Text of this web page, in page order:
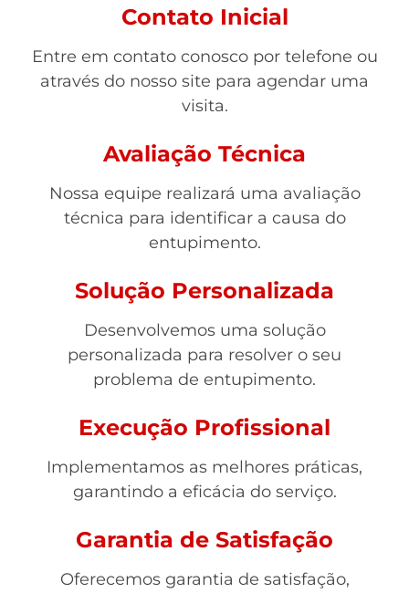
Contato Inicial
Entre em contato conosco por telefone ou
através do nosso site para agendar uma
visita.
Avaliação Técnica
Nossa equipe realizará uma avaliação
técnica para identificar a causa do
entupimento.
Solução Personalizada
Desenvolvemos uma solução
personalizada para resolver o seu
problema de entupimento.
Execução Profissional
Implementamos as melhores práticas,
garantindo a eficácia do serviço.
Garantia de Satisfação
Oferecemos garantia de satisfação,